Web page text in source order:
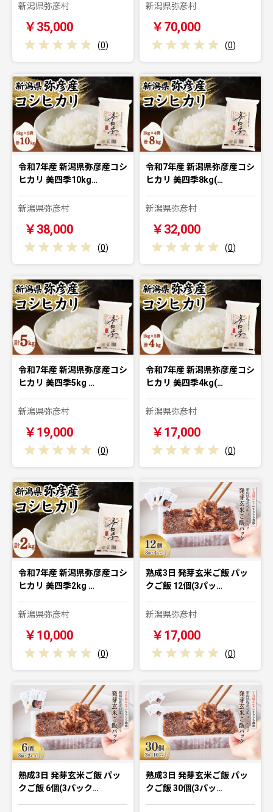
新潟県弥彦村
￥35,000
(0)
新潟県弥彦村
￥70,000
(0)
令和7年産 新潟県弥彦産コシ
ヒカリ 美四季10kg…
新潟県弥彦村
￥38,000
(0)
令和7年産 新潟県弥彦産コシ
ヒカリ 美四季8kg(…
新潟県弥彦村
￥32,000
(0)
令和7年産 新潟県弥彦産コシ
ヒカリ 美四季5kg …
新潟県弥彦村
￥19,000
(0)
令和7年産 新潟県弥彦産コシ
ヒカリ 美四季4kg(…
新潟県弥彦村
￥17,000
(0)
令和7年産 新潟県弥彦産コシ
ヒカリ 美四季2kg …
新潟県弥彦村
￥10,000
(0)
熟成3日 発芽玄米ご飯 パッ
クご飯 12個(3パッ…
新潟県弥彦村
￥17,000
(0)
熟成3日 発芽玄米ご飯 パッ
クご飯 6個(3パック…
熟成3日 発芽玄米ご飯 パッ
クご飯 30個(3パッ…